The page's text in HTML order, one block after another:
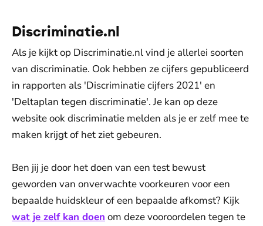
Discriminatie.nl
Als je kijkt op Discriminatie.nl vind je allerlei soorten
van discriminatie. Ook hebben ze cijfers gepubliceerd
in rapporten als 'Discriminatie cijfers 2021' en
'Deltaplan tegen discriminatie'. Je kan op deze
website ook discriminatie melden als je er zelf mee te
maken krijgt of het ziet gebeuren.
Ben jij je door het doen van een test bewust
geworden van onverwachte voorkeuren voor een
bepaalde huidskleur of een bepaalde afkomst? Kijk
wat je zelf kan doen om deze vooroordelen tegen te